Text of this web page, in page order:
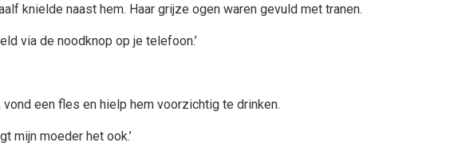
knielde naast hem. Haar grijze ogen waren gevuld met tranen.
via de noodknop op je telefoon.’
een fles en hielp hem voorzichtig te drinken.
mijn moeder het ook.’